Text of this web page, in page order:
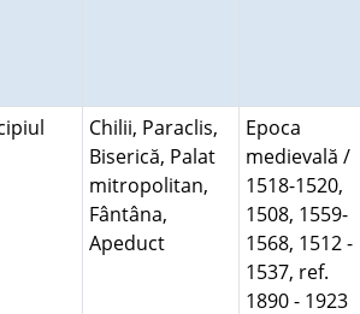
Chilii, Paraclis,
Biserică, Palat
mitropolitan,
Fântâna,
Apeduct
Epoca
medievală /
1518-1520,
1508, 1559-
1568, 1512 -
1537, ref.
1890 - 1923